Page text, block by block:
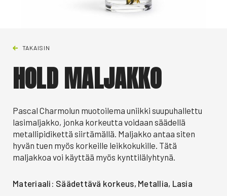
TAKAISIN
HOLD MALJAKKO
Pascal Charmolun muotoilema uniikki suupuhallettu
lasimaljakko, jonka korkeutta voidaan säädellä
metallipidikettä siirtämällä. Maljakko antaa siten
hyvän tuen myös korkeille leikkokukille. Tätä
maljakkoa voi käyttää myös kynttilälyhtynä.
Materiaali: Säädettävä korkeus, Metallia, Lasia